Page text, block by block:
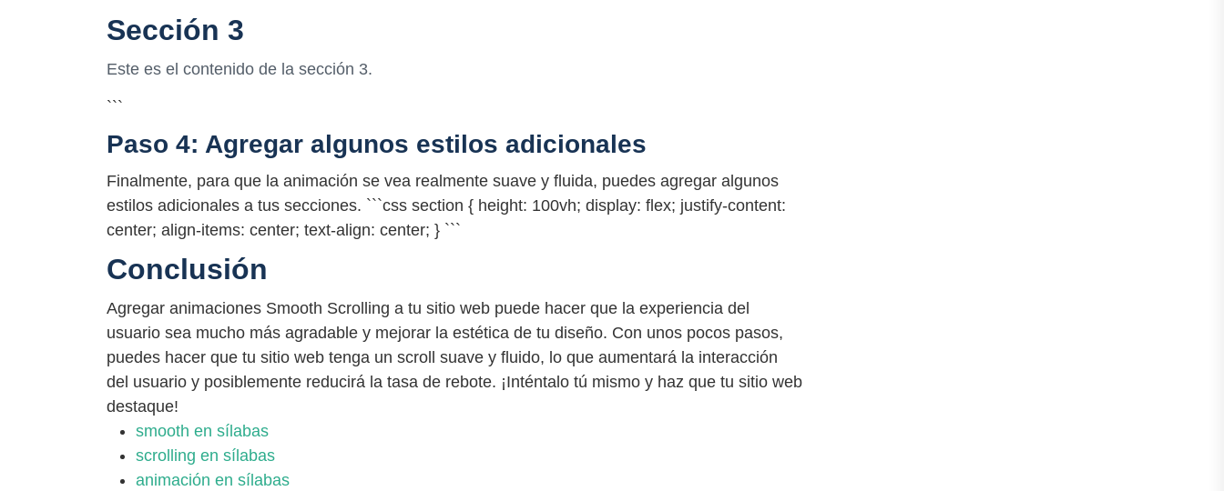
Sección 3
Este es el contenido de la sección 3.
```
Paso 4: Agregar algunos estilos adicionales
Finalmente, para que la animación se vea realmente suave y fluida, puedes agregar algunos
estilos adicionales a tus secciones. ```css section { height: 100vh; display: flex; justify-content:
center; align-items: center; text-align: center; } ```
Conclusión
Agregar animaciones Smooth Scrolling a tu sitio web puede hacer que la experiencia del
usuario sea mucho más agradable y mejorar la estética de tu diseño. Con unos pocos pasos,
puedes hacer que tu sitio web tenga un scroll suave y fluido, lo que aumentará la interacción
del usuario y posiblemente reducirá la tasa de rebote. ¡Inténtalo tú mismo y haz que tu sitio web
destaque!
smooth en sílabas
scrolling en sílabas
animación en sílabas